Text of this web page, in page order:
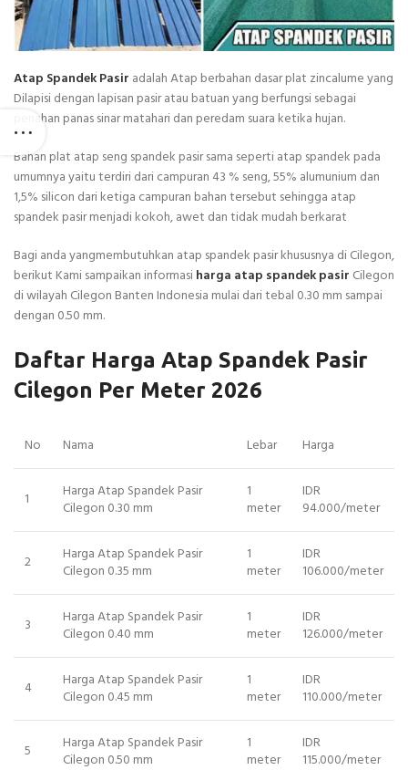
Atap Spandek Pasir adalah Atap berbahan dasar plat zincalume yang
Dilapisi dengan lapisan pasir atau batuan yang berfungsi sebagai
penahan panas sinar matahari dan peredam suara ketika hujan.
Bahan plat atap seng spandek pasir sama seperti atap spandek pada
umumnya yaitu terdiri dari campuran 43 % seng, 55% alumunium dan
1,5% silicon dari ketiga campuran bahan tersebut sehingga atap
spandek pasir menjadi kokoh, awet dan tidak mudah berkarat
Bagi anda yangmembutuhkan atap spandek pasir khususnya di Cilegon,
berikut Kami sampaikan informasiharga atap spandek pasir Cilegon
di wilayah Cilegon Banten Indonesia mulai dari tebal 0.30 mm sampai
dengan 0.50 mm.
Daftar Harga Atap Spandek Pasir
Cilegon Per Meter 2026
No Nama Lebar Harga
1
Harga Atap Spandek Pasir
Cilegon 0.30 mm
1
meter
IDR
94.000/meter
2
Harga Atap Spandek Pasir
Cilegon 0.35 mm
1
meter
IDR
106.000/meter
3
Harga Atap Spandek Pasir
Cilegon 0.40 mm
1
meter
IDR
126.000/meter
4
Harga Atap Spandek Pasir
Cilegon 0.45 mm
1
meter
IDR
110.000/meter
5
Harga Atap Spandek Pasir
Cilegon 0.50 mm
1
meter
IDR
115.000/meter